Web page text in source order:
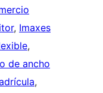
, Imaxes
de ancho